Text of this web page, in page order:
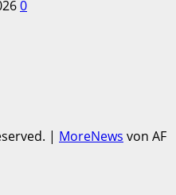
0
| MoreNews von AF